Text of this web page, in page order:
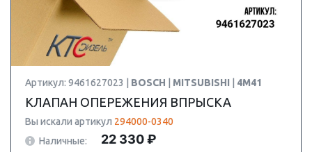
Артикул: 9461627023 | BOSCH MITSUBISHI 4M41
КЛАПАН ОПЕРЕЖЕНИЯ ВПРЫСКА
Вы искали артикул 294000-0340
Наличные:
22 330 ₽